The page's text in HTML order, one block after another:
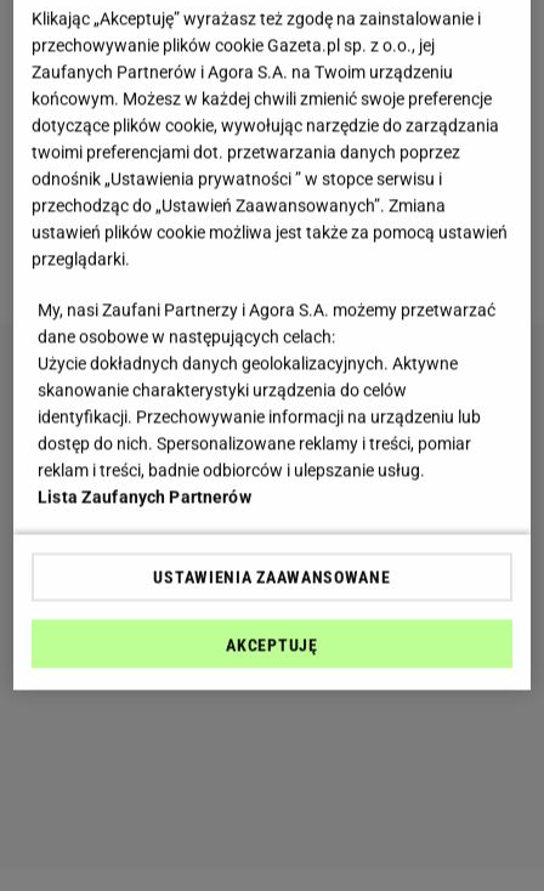
pieprz, kminek, pół ostrej papryczki.
Przygotowanie: Cebulę, paprykę, ostrą papryczkę i
czosnek pokrój na drobno i podsmaż przez chwilę na
rozgrzanym tłuszczu. Dodaj pomidory. Dopraw do
smaku solą, pieprzem i kminkiem. Zrób dwa
wgłębienia i wbij w nie jajka. Duś pod przykryciem.
Podawaj z pieczywem pełnoziarnistym.
Klikając „Akceptuję” wyrażasz też zgodę na zainstalowanie i
przechowywanie plików cookie Gazeta.pl sp. z o.o., jej
Zaufanych Partnerów i Agora S.A. na Twoim urządzeniu
końcowym. Możesz w każdej chwili zmienić swoje preferencje
dotyczące plików cookie, wywołując narzędzie do zarządzania
twoimi preferencjami dot. przetwarzania danych poprzez
odnośnik „Ustawienia prywatności ” w stopce serwisu i
przechodząc do „Ustawień Zaawansowanych”. Zmiana
ustawień plików cookie możliwa jest także za pomocą ustawień
przeglądarki.
My, nasi Zaufani Partnerzy i Agora S.A. możemy przetwarzać
dane osobowe w następujących celach:
Użycie dokładnych danych geolokalizacyjnych. Aktywne
skanowanie charakterystyki urządzenia do celów
identyfikacji. Przechowywanie informacji na urządzeniu lub
dostęp do nich. Spersonalizowane reklamy i treści, pomiar
reklam i treści, badnie odbiorców i ulepszanie usług.
Lista Zaufanych Partnerów
USTAWIENIA ZAAWANSOWANE
AKCEPTUJĘ